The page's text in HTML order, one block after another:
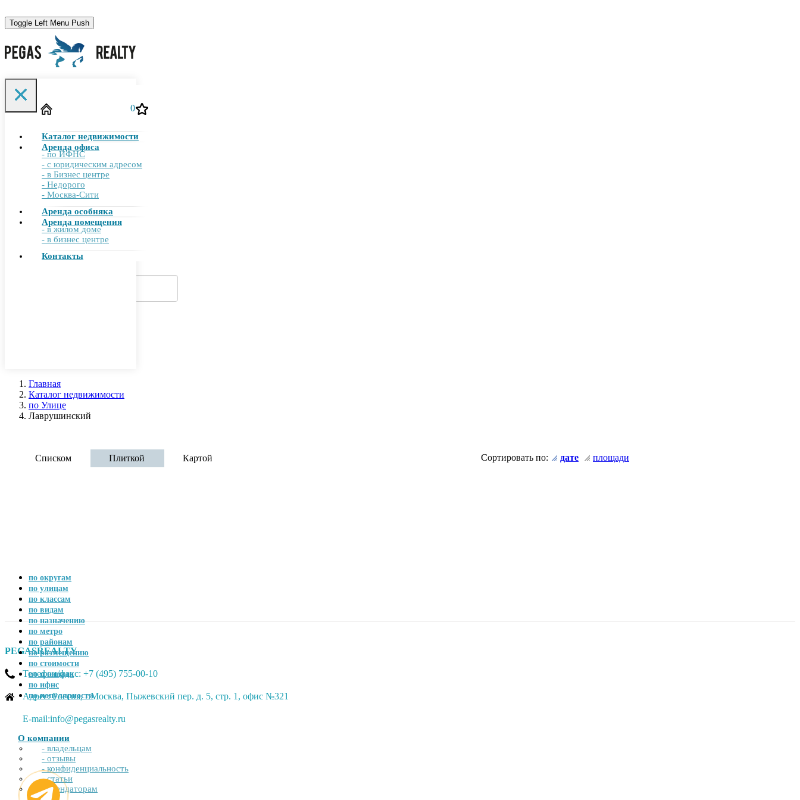
Toggle Left Menu Push
Toggle Filter Push
+7 (495)755-00-10
info@pegasrealty.ru
Отправить заявку
0
Каталог недвижимости
Аренда офиса
- по ИФНС
- с юридическим адресом
- в Бизнес центре
- Недорого
- Москва-Сити
Аренда особняка
Аренда помещения
- в жилом доме
- в бизнес центре
Контакты
Главная
Каталог недвижимости
по Улице
Лаврушинский
Списком Плиткой Картой Сортировать по: дате площади
по округам
по улицам
по классам
по видам
по назначению
по метро
по районам
по размещению
по стоимости
по площади
по ифнс
по популярности
PEGASREALTY
Телефон/факс: +7 (495) 755-00-10
Адрес: Россия, г.Москва, Пыжевский пер. д. 5, стр. 1, офис №321
E-mail:info@pegasrealty.ru
О компании
- владельцам
- отзывы
- конфиденциальность
- статьи
- арендаторам